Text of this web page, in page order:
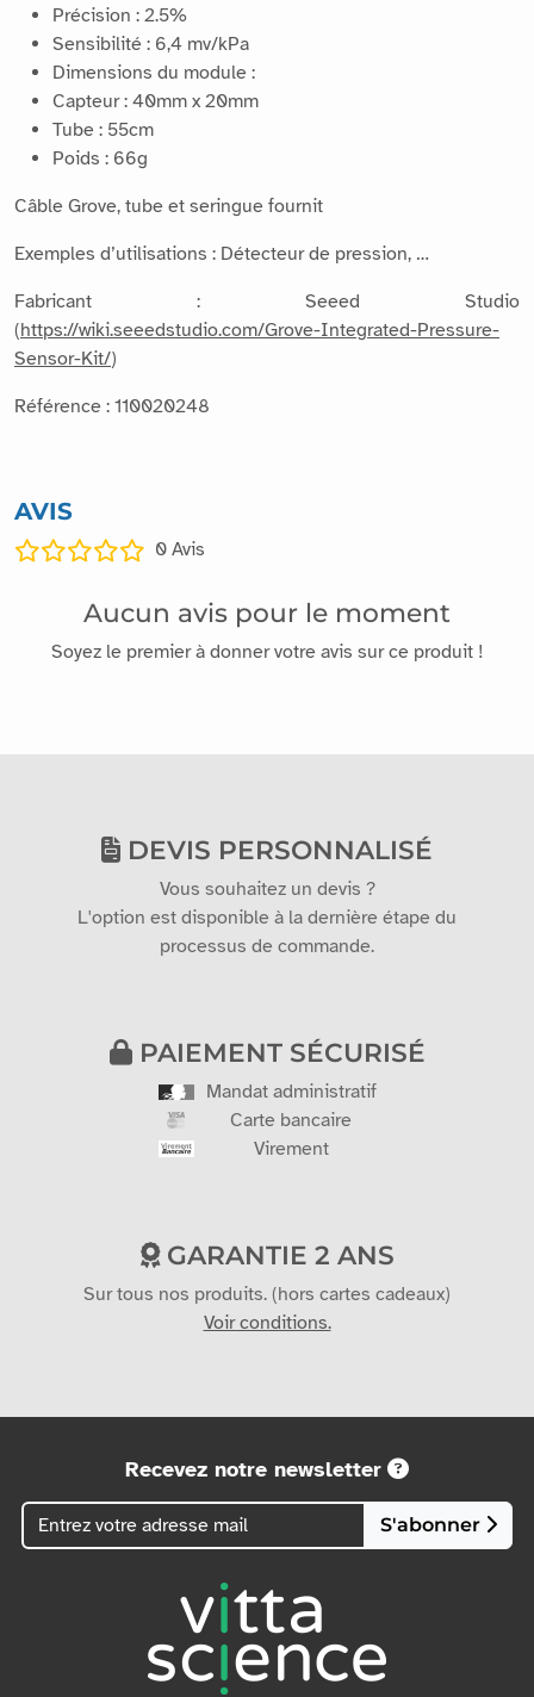
Précision : 2.5%
Sensibilité : 6,4 mv/kPa
Dimensions du module :
Capteur : 40mm x 20mm
Tube : 55cm
Poids : 66g
Câble Grove, tube et seringue fournit
Exemples d’utilisations : Détecteur de pression, …
Fabricant : Seeed Studio
(https://wiki.seeedstudio.com/Grove-Integrated-Pressure-
Sensor-Kit/)
Référence : 110020248
AVIS
0 Avis
Aucun avis pour le moment
Soyez le premier à donner votre avis sur ce produit !
DEVIS PERSONNALISÉ
Vous souhaitez un devis ?
L'option est disponible à la dernière étape du
processus de commande.
PAIEMENT SÉCURISÉ
Mandat administratif
Carte bancaire
Virement
GARANTIE 2 ANS
Sur tous nos produits. (hors cartes cadeaux)
Voir conditions.
Recevez notre newsletter
S'abonner